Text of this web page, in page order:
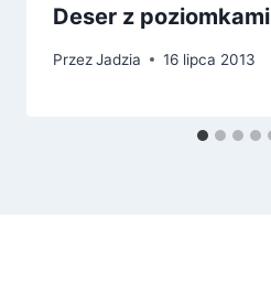
Deser z poziomkami
PrzezJadzia 16 lipca 2013